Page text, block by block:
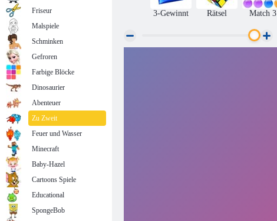
3-Gewinnt Rätsel Match 3
Friseur
Malspiele
Schminken
Gefroren
Farbige Blöcke
Dinosaurier
Abenteuer
Zu Zweit
Feuer und Wasser
Minecraft
Baby-Hazel
Cartoons Spiele
Educational
SpongeBob